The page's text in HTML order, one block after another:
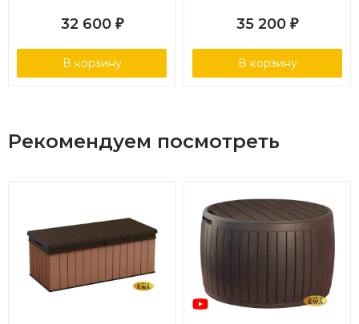
32 600 ₽
В корзину
35 200 ₽
В корзину
Рекомендуем посмотреть